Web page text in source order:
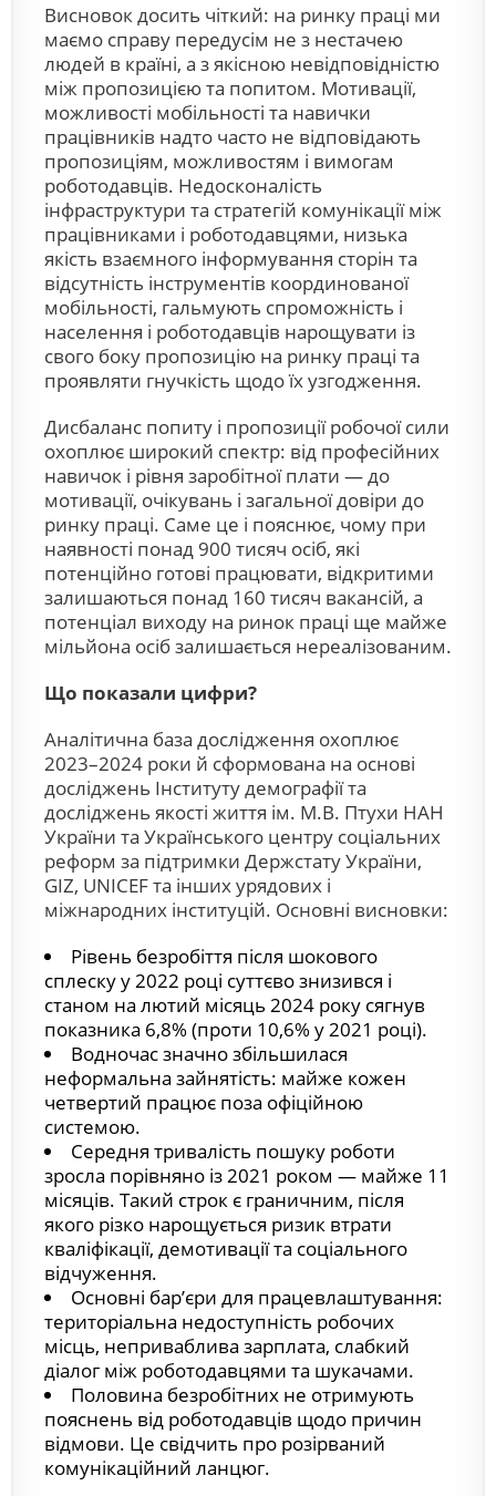
Висновок досить чіткий: на ринку праці ми
маємо справу передусім не з нестачею
людей в країні, а з якісною невідповідністю
між пропозицією та попитом. Мотивації,
можливості мобільності та навички
працівників надто часто не відповідають
пропозиціям, можливостям і вимогам
роботодавців. Недосконалість
інфраструктури та стратегій комунікації між
працівниками і роботодавцями, низька
якість взаємного інформування сторін та
відсутність інструментів координованої
мобільності, гальмують спроможність і
населення і роботодавців нарощувати із
свого боку пропозицію на ринку праці та
проявляти гнучкість щодо їх узгодження.
Дисбаланс попиту і пропозиції робочої сили
охоплює широкий спектр: від професійних
навичок і рівня заробітної плати — до
мотивації, очікувань і загальної довіри до
ринку праці. Саме це і пояснює, чому при
наявності понад 900 тисяч осіб, які
потенційно готові працювати, відкритими
залишаються понад 160 тисяч вакансій, а
потенціал виходу на ринок праці ще майже
мільйона осіб залишається нереалізованим.
Що показали цифри?
Аналітична база дослідження охоплює
2023–2024 роки й сформована на основі
досліджень Інституту демографії та
досліджень якості життя ім. М.В. Птухи НАН
України та Українського центру соціальних
реформ за підтримки Держстату України,
GIZ, UNICEF та інших урядових і
міжнародних інституцій. Основні висновки:
Рівень безробіття після шокового
сплеску у 2022 році суттєво знизився і
станом на лютий місяць 2024 року сягнув
показника 6,8% (проти 10,6% у 2021 році).
Водночас значно збільшилася
неформальна зайнятість: майже кожен
четвертий працює поза офіційною
системою.
Середня тривалість пошуку роботи
зросла порівняно із 2021 роком — майже 11
місяців. Такий строк є граничним, після
якого різко нарощується ризик втрати
кваліфікації, демотивації та соціального
відчуження.
Основні бар’єри для працевлаштування:
територіальна недоступність робочих
місць, неприваблива зарплата, слабкий
діалог між роботодавцями та шукачами.
Половина безробітних не отримують
пояснень від роботодавців щодо причин
відмови. Це свідчить про розірваний
комунікаційний ланцюг.